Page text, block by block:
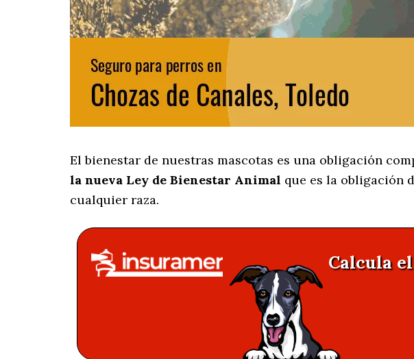
El bienestar de nuestras mascotas es una obligación
la nueva Ley de Bienestar Animal que es la obligación
cualquier raza.
Calcula